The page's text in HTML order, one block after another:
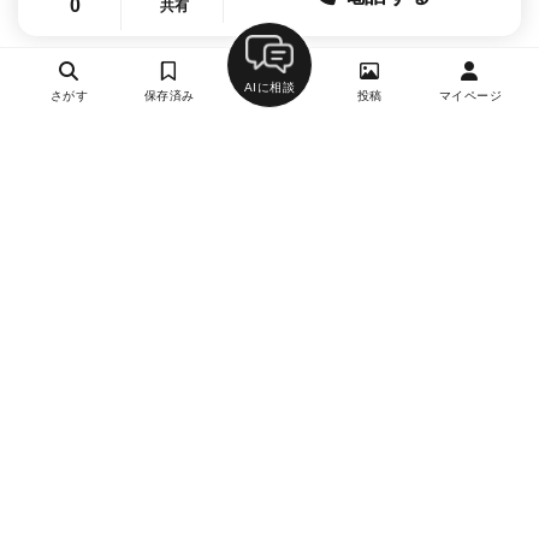
0 共有
さがす 保存済み
AIに相談
投稿 マイページ